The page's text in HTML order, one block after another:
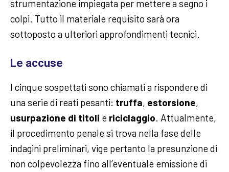
strumentazione impiegata per mettere a segno i
colpi. Tutto il materiale requisito sarà ora
sottoposto a ulteriori approfondimenti tecnici.
Le accuse
I cinque sospettati sono chiamati a rispondere di
una serie di reati pesanti: truffa, estorsione,
usurpazione di titoli e riciclaggio. Attualmente,
il procedimento penale si trova nella fase delle
indagini preliminari, vige pertanto la presunzione di
non colpevolezza fino all’eventuale emissione di